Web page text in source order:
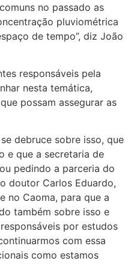
no passado as
pluviométrica
de tempo”, diz João
responsáveis pela
nesta temática,
possam assegurar as
debruce sobre isso, que
e que a secretaria de
pedindo a parceria do
doutor Carlos Eduardo,
no Caoma, para que a
também sobre isso e
por estudos
com essa
como estamos